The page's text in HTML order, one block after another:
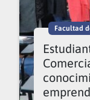
Facultad